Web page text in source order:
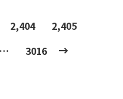
2,404
2,405
… 3016